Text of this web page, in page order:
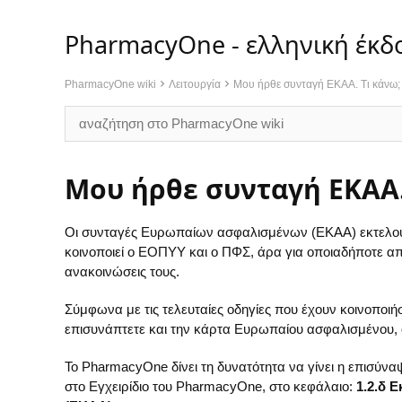
PharmacyOne - ελληνική
PharmacyOne wiki Λειτουργία Μου ήρθε συνταγή ΕΚΑΑ. Τι κάνω;
Μου ήρθε συνταγή
Οι συνταγές Ευρωπαίων ασφαλισμένων (ΕΚΑΑ)
κοινοποιεί ο ΕΟΠΥΥ και ο ΠΦΣ, άρα για οποιαδήποτε
ανακοινώσεις τους.
Σύμφωνα με τις τελευταίες οδηγίες που έχουν
επισυνάπτετε και την κάρτα Ευρωπαίου
Το PharmacyOne δίνει τη δυνατότητα να γίνει η
στο Εγχειρίδιο του PharmacyOne, στο κεφάλαιο: 1.2.δ